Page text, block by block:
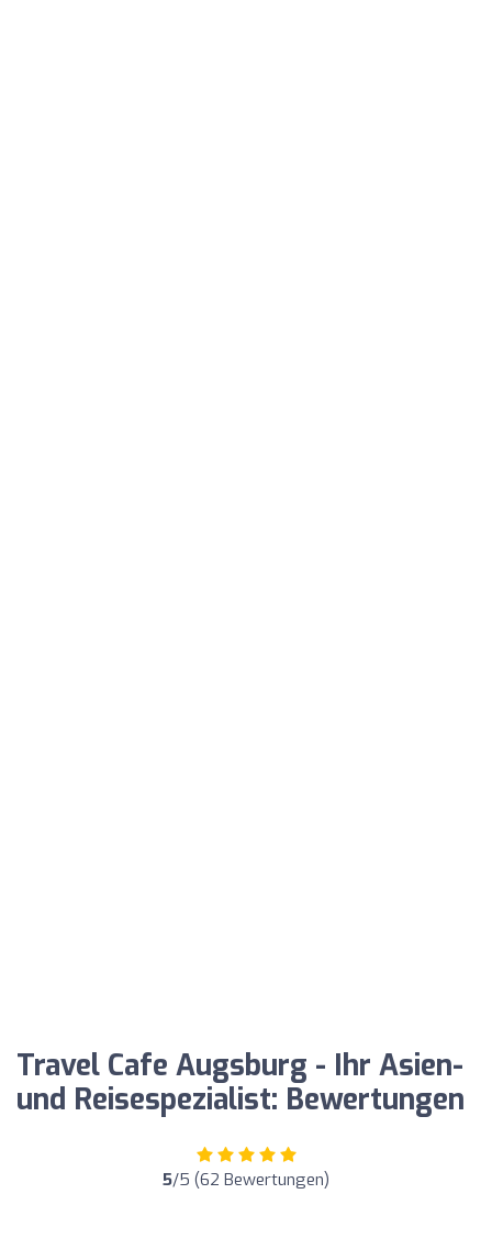
Travel Cafe Augsburg - Ihr Asien-
und Reisespezialist: Bewertungen
5/5 (62 Bewertungen)